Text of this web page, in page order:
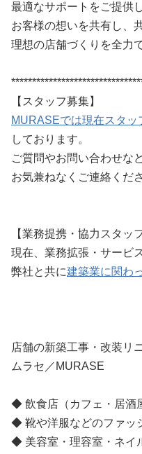
最適なサポートをご提供
お客様の想いを共有し、
理想の店舗づくりを全力
【スタッフ募集】
MURASEでは現在スタッ
しております。
ご質問やお問い合わせな
お気兼ねなくご連絡くだ
【業務提携・協力スタッ
現在、業務拡張・サービ
弊社と共に建築業に関わ
店舗の新築工事・改装リ
ムラセ／MURASE
◆ 飲食店（カフェ・居酒
◆ 靴や洋服などのファッ
◆ 美容室・理容室・ネイ